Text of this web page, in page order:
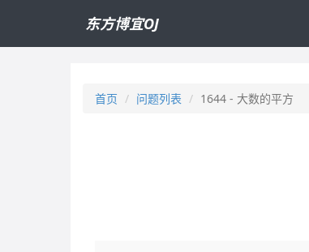
东方博宜OJ
首页 问题列表 1644 - 大数的平方